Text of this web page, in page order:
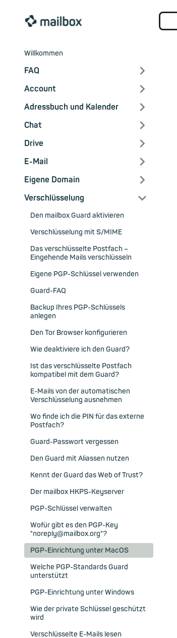
Willkommen
FAQ
Account
Adressbuch und Kalender
Chat
Drive
E-Mail
Eigene Domain
Verschlüsselung
Den mailbox Guard aktivieren
Verschlüsselung mit S/MIME
Das verschlüsselte Postfach –
Eingehende Mails verschlüsseln
Eigene PGP-Schlüssel verwenden
Guard-FAQ
Backup Ihres PGP-Schlüssels
anlegen
Den Tor Browser konfigurieren
Wie deaktiviere ich den Guard?
Ist das verschlüsselte Postfach
kompatibel mit dem Guard?
E-Mails von der automatischen
Verschlüsselung ausnehmen
Wo finde ich die PIN für das externe
Postfach?
Guard-Passwort vergessen
Den Guard mit Aliassen nutzen
Kennt der Guard das Web of Trust?
Der mailbox HKPS-Keyserver
PGP-Schlüssel verwalten
Wofür gibt es den PGP-Key
"noreply@mailbox.org"?
PGP-Einrichtung unter MacOS
Welche PGP-Standards Guard
unterstützt
PGP-Einrichtung unter Windows
Wie der private Schlüssel geschützt
wird
Verschlüsselte E-Mails lesen